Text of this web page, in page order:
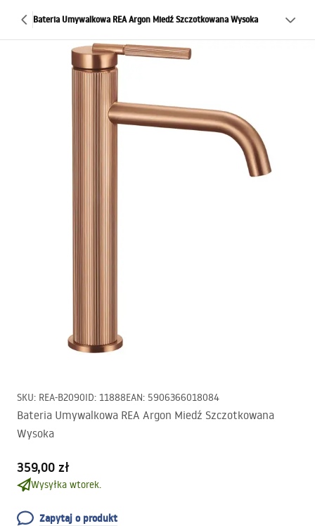
Bateria Umywalkowa REA Argon Miedź Szczotkowana Wysoka
SKU: REA-B2090ID: 11888EAN: 5906366018084
Bateria Umywalkowa REA Argon Miedź Szczotkowana
Wysoka
359,00 zł
Wysyłka wtorek.
Zapytaj o produkt